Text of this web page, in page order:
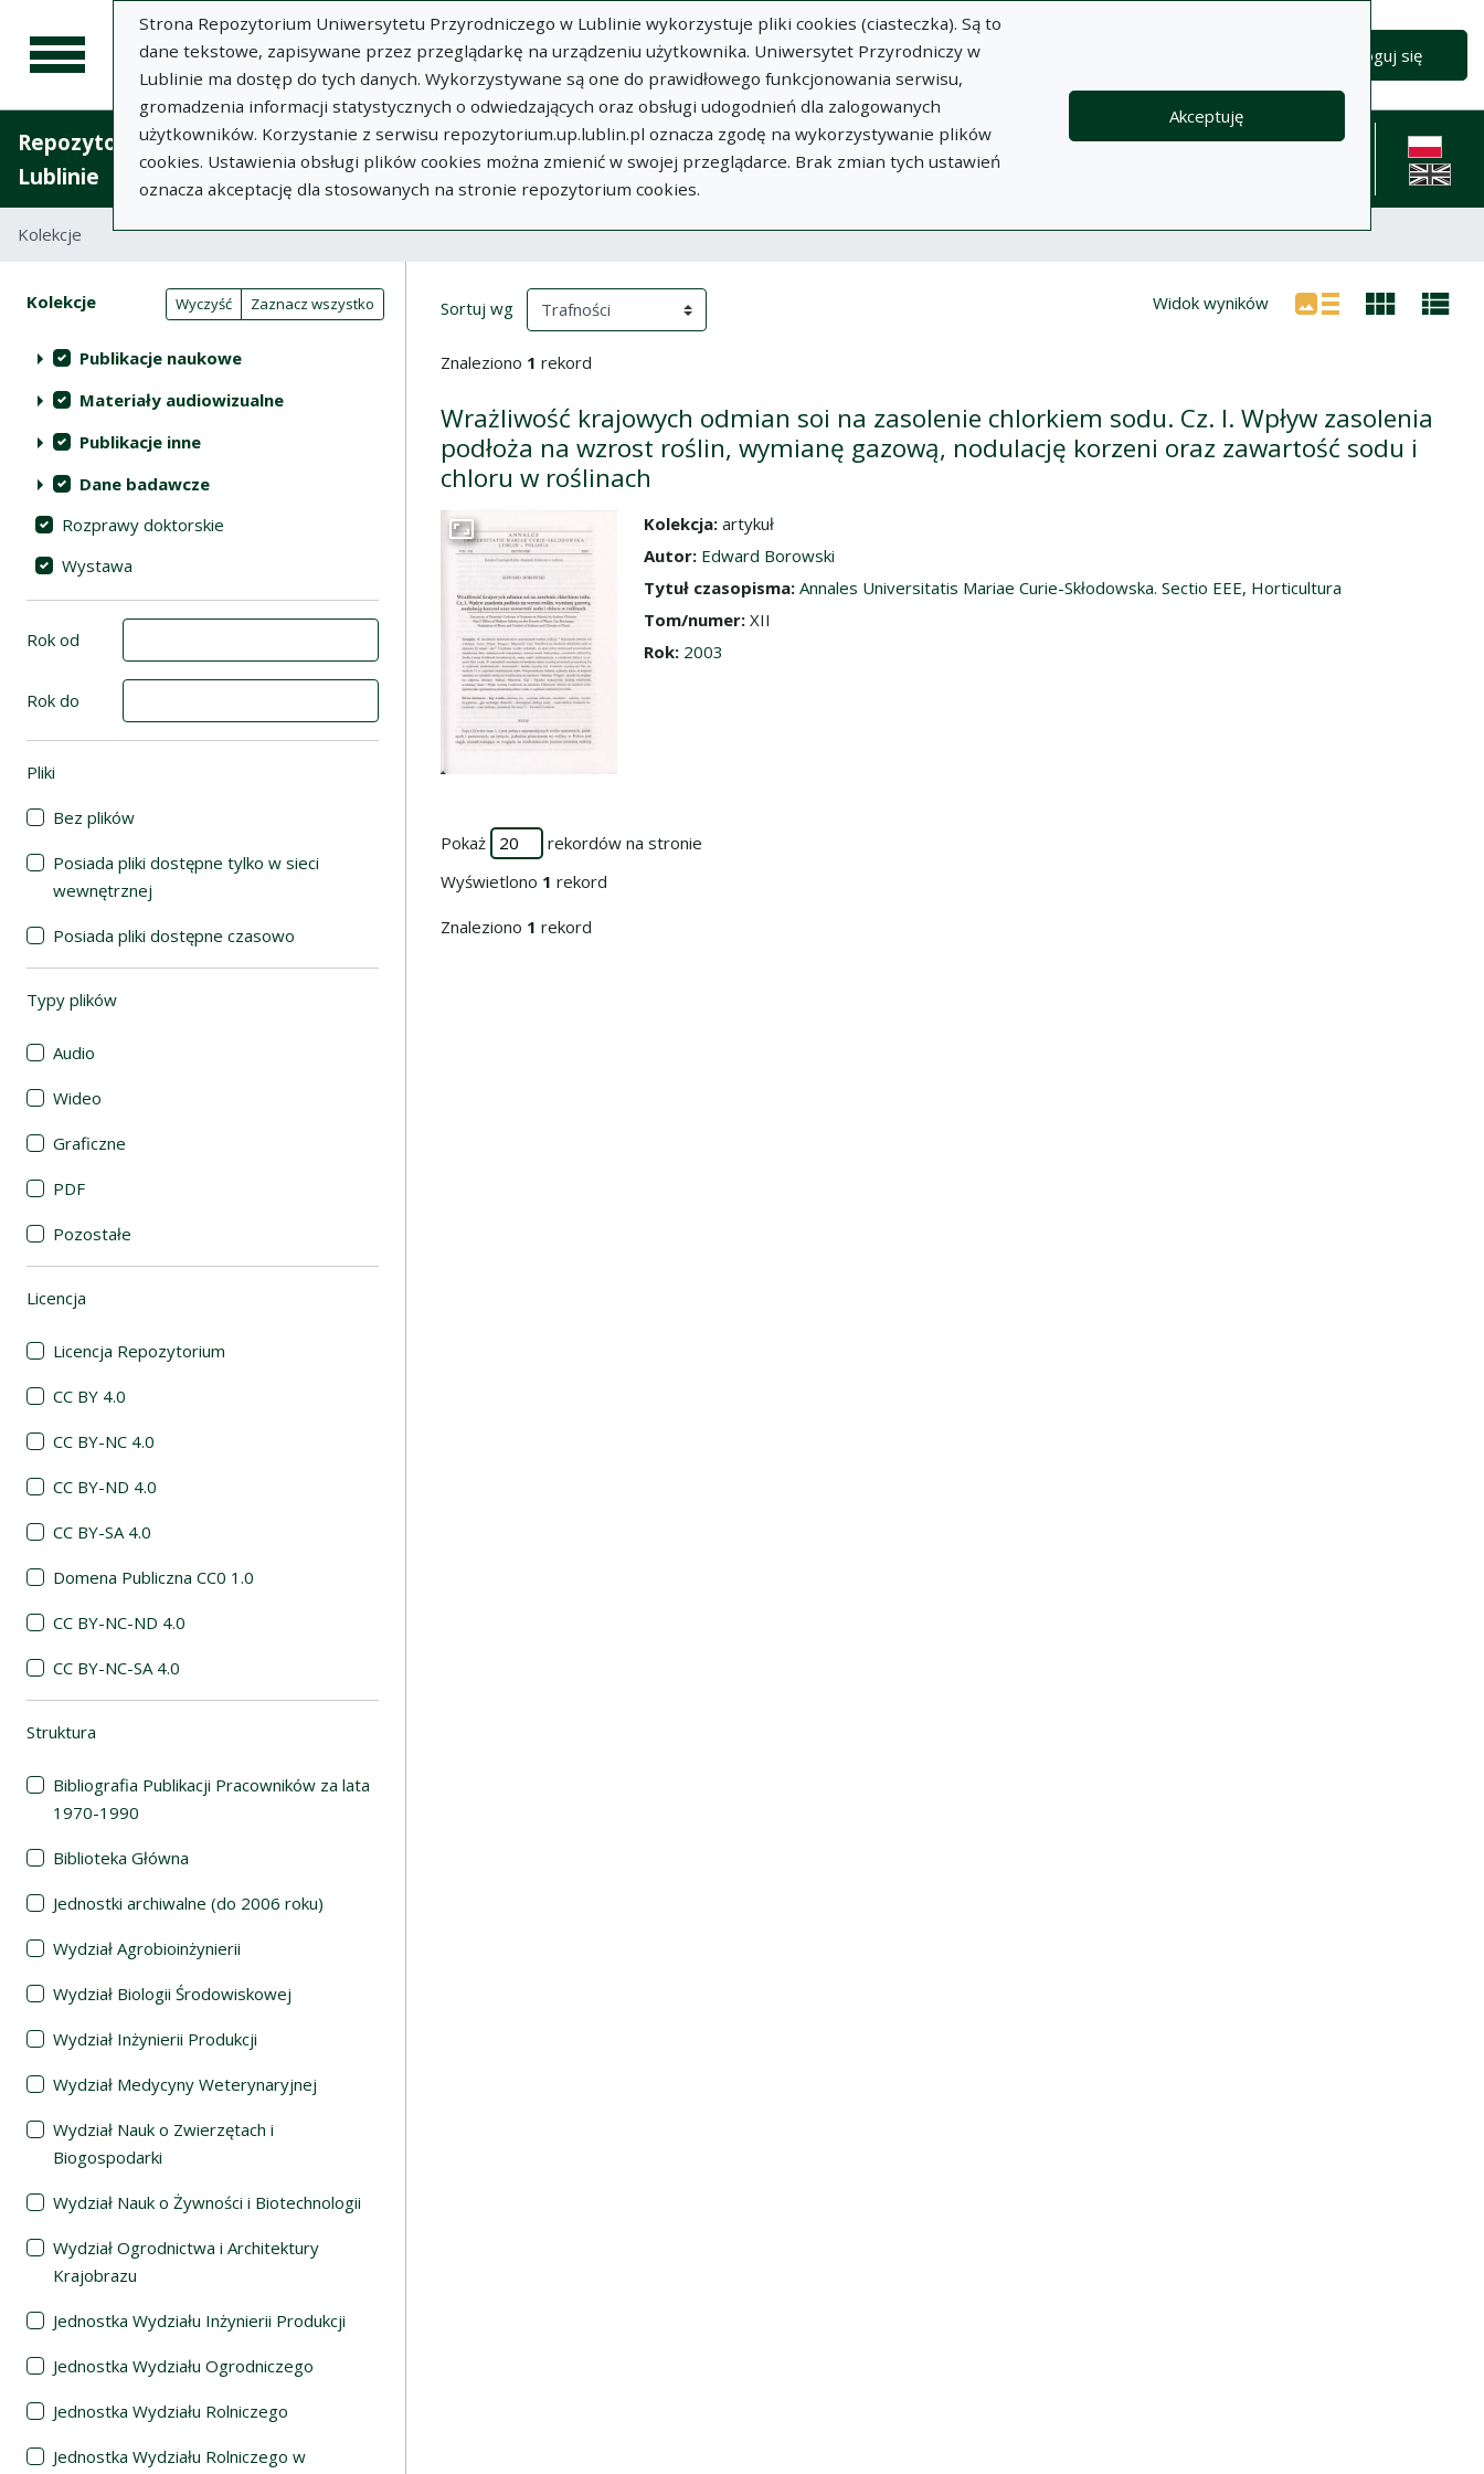
Strona Repozytorium Uniwersytetu Przyrodniczego w Lublinie wykorzystuje pliki cookies (ciasteczka). Są to
dane tekstowe, zapisywane przez przeglądarkę na urządzeniu użytkownika. Uniwersytet Przyrodniczy w
Lublinie ma dostęp do tych danych. Wykorzystywane są one do prawidłowego funkcjonowania serwisu,
gromadzenia informacji statystycznych o odwiedzających oraz obsługi udogodnień dla zalogowanych
użytkowników. Korzystanie z serwisu repozytorium.up.lublin.pl oznacza zgodę na wykorzystywanie plików
cookies. Ustawienia obsługi plików cookies można zmienić w swojej przeglądarce. Brak zmian tych ustawień
oznacza akceptację dla stosowanych na stronie repozytorium cookies.
Akceptuję
Zaloguj się
Repozytorium Uniwersytetu Przyrodniczego w
Lublinie
Dodaj
publikację
O
Repozytorium
Dokumenty Informacje Pomoc
Polityka
Kontakt
English
Kolekcje
Lista wyników wyszukiwania
Filtry wyszukiwania (automatyczne przeładowanie treści)
Akcje na kolekcjach Wyczyść Zaznacz wszystko
Kolekcje (automatyczne przeładowanie treści)
Publikacje naukowe
Materiały audiowizualne
Publikacje inne
Dane badawcze
Rozprawy doktorskie
Wystawa
Rok od
Rok do
Pliki
Bez plików
Posiada pliki dostępne tylko w sieci
wewnętrznej
Posiada pliki dostępne czasowo
Typy plików
Audio
Wideo
Graficzne
PDF
Pozostałe
Licencja
Licencja Repozytorium
CC BY 4.0
CC BY-NC 4.0
CC BY-ND 4.0
CC BY-SA 4.0
Domena Publiczna CC0 1.0
CC BY-NC-ND 4.0
CC BY-NC-SA 4.0
Struktura
Bibliografia Publikacji Pracowników za lata
1970-1990
Biblioteka Główna
Jednostki archiwalne (do 2006 roku)
Wydział Agrobioinżynierii
Wydział Biologii Środowiskowej
Wydział Inżynierii Produkcji
Wydział Medycyny Weterynaryjnej
Wydział Nauk o Zwierzętach i
Biogospodarki
Wydział Nauk o Żywności i Biotechnologii
Wydział Ogrodnictwa i Architektury
Krajobrazu
Jednostka Wydziału Inżynierii Produkcji
Jednostka Wydziału Ogrodniczego
Jednostka Wydziału Rolniczego
Jednostka Wydziału Rolniczego w
Wyniki wyszukiwania
Sortuj wg (automatyczne przeładowanie treści) Widok wyników
Znaleziono 1 rekord
Wrażliwość krajowych odmian soi na zasolenie chlorkiem sodu. Cz. I. Wpływ zasolenia
podłoża na wzrost roślin, wymianę gazową, nodulację korzeni oraz zawartość sodu i
chloru w roślinach
Przejdź do zbioru
Kolekcja: artykuł
Autor: Edward Borowski
Tytuł czasopisma: Annales Universitatis Mariae Curie-Skłodowska. Sectio EEE, Horticultura
Tom/numer: XII
Rok: 2003
Pokaż
rekordów na stronie
Wyświetlono 1 rekord
Znaleziono 1 rekord